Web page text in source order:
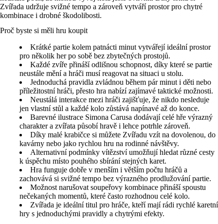
Zvířada udržuje svižné tempo a zároveň vytváří prostor pro chytré
kombinace i drobné škodolibosti.
Proč byste si měli hru koupit
Krátké partie kolem patnácti minut vytvářejí ideální prostor
pro několik her po sobě bez zbytečných prostojů.
Každé zvíře přináší odlišnou schopnost, díky které se partie
neustále mění a hráči musí reagovat na situaci u stolu.
Jednoduchá pravidla zvládnou během pár minut i děti nebo
příležitostní hráči, přesto hra nabízí zajímavé taktické možnosti.
Neustálá interakce mezi hráči zajišťuje, že nikdo nesleduje
jen vlastní stůl a každé kolo zůstává napínavé až do konce.
Barevné ilustrace Simona Carusa dodávají celé hře výrazný
charakter a zvířata působí hravě i lehce potrhle zároveň.
Díky malé krabičce si můžete Zvířadu vzít na dovolenou, do
kavárny nebo jako rychlou hru na rodinné návštěvy.
Alternativní podmínky vítězství umožňují hledat různé cesty
k úspěchu místo pouhého sbírání stejných karet.
Hra funguje dobře v menším i větším počtu hráčů a
zachovává si svižné tempo bez výrazného prodlužování partie.
Možnost narušovat soupeřovy kombinace přináší spoustu
nečekaných momentů, které často rozhodnou celé kolo.
Zvířada je ideální titul pro hráče, kteří mají rádi rychlé karetní
hry s jednoduchými pravidly a chytrými efekty.